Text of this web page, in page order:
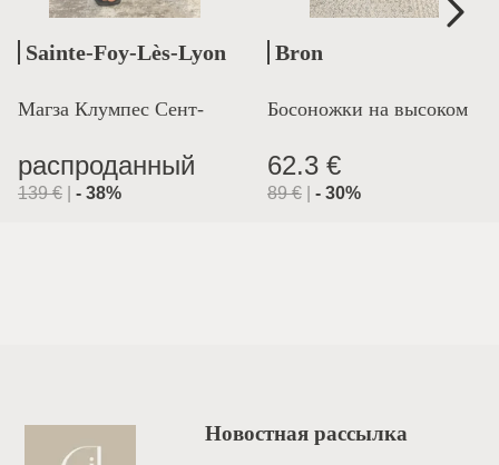
Sainte-Foy-Lès-Lyon
Магза Клумпес Сент-
распроданный
139€ - 38%
Bron
Босоножки на высоком
каблуке
62.3 €
89€ - 30%
Новостная рассылка